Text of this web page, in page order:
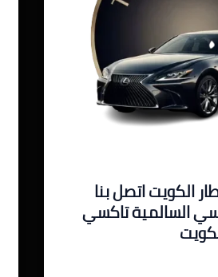
الكويت اتصل بنا
– تاكسي السالمية تاكسي